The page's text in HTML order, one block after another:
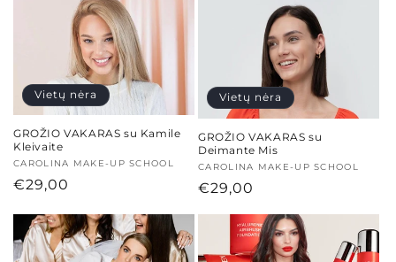
Vietų nėra
GROŽIO VAKARAS su Kamile
Kleivaite
Tiekėjas:
CAROLINA MAKE-UP SCHOOL
Įprasta
€29,00
Vietų nėra
GROŽIO VAKARAS su
Deimante Mis
Tiekėjas:
CAROLINA MAKE-UP SCHOOL
Įprasta
€29,00